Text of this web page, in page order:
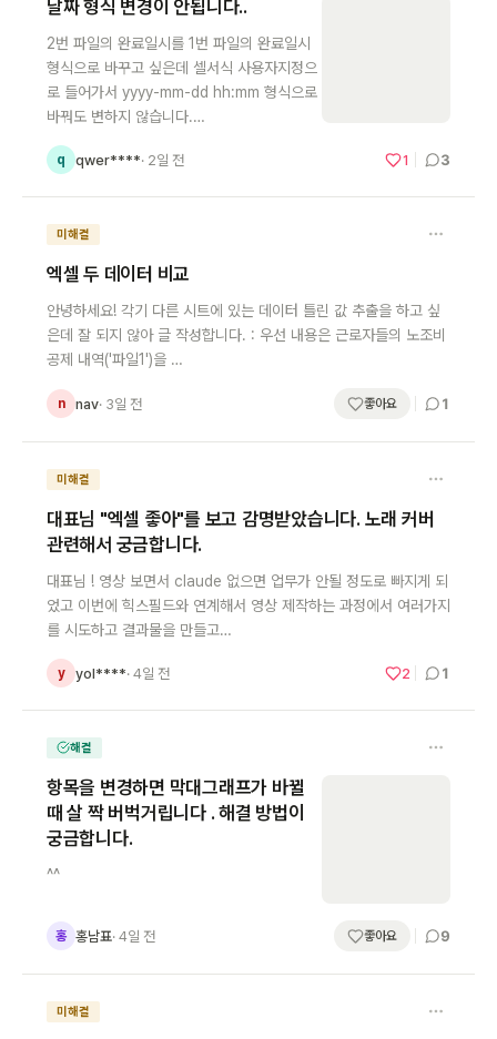
날짜 형식 변경이 안됩니다..
2번 파일의 완료일시를 1번 파일의 완료일시
형식으로 바꾸고 싶은데 셀서식 사용자지정으
로 들어가서 yyyy-mm-dd hh:mm 형식으로
바꿔도 변하지 않습니다.…
q qwer****· 2일 전 1 3
미해결
엑셀 두 데이터 비교
안녕하세요! 각기 다른 시트에 있는 데이터 틀린 값 추출을 하고 싶
은데 잘 되지 않아 글 작성합니다. : 우선 내용은 근로자들의 노조비
공제 내역('파일1')을 …
n nav· 3일 전 좋아요 1
미해결
대표님 "엑셀 좋아"를 보고 감명받았습니다. 노래 커버
관련해서 궁금합니다.
대표님 ! 영상 보면서 claude 없으면 업무가 안될 정도로 빠지게 되
었고 이번에 힉스필드와 연계해서 영상 제작하는 과정에서 여러가지
를 시도하고 결과물을 만들고…
y yol****· 4일 전 2 1
해결
항목을 변경하면 막대그래프가 바뀔
때 살 짝 버벅거립니다 . 해결 방법이
궁금합니다.
^^
홍 홍남표· 4일 전 좋아요 9
미해결